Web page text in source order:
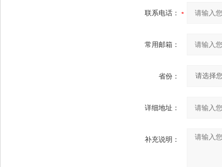
联系电话：
常用邮箱：
省份：
详细地址：
补充说明：